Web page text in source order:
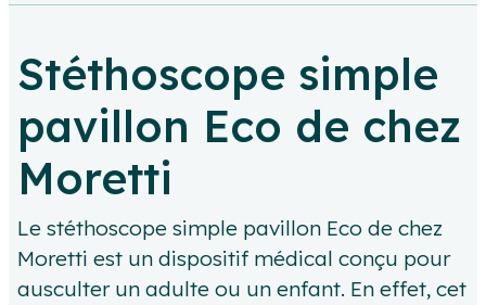
Stéthoscope simple
pavillon Eco de chez
Moretti
Le stéthoscope simple pavillon Eco de chez
Moretti est un dispositif médical conçu pour
ausculter un adulte ou un enfant. En effet, cet